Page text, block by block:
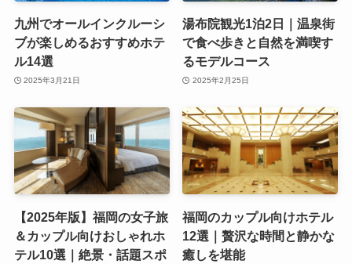
九州でオールインクルーシ
ブが楽しめるおすすめホテ
ル14選
2025年3月21日
湯布院観光1泊2日｜温泉街
で食べ歩きと自然を満喫す
るモデルコース
2025年2月25日
【2025年版】福岡の女子旅
＆カップル向けおしゃれホ
テル10選｜絶景・話題スポ
福岡のカップル向けホテル
12選｜贅沢な時間と静かな
癒しを堪能